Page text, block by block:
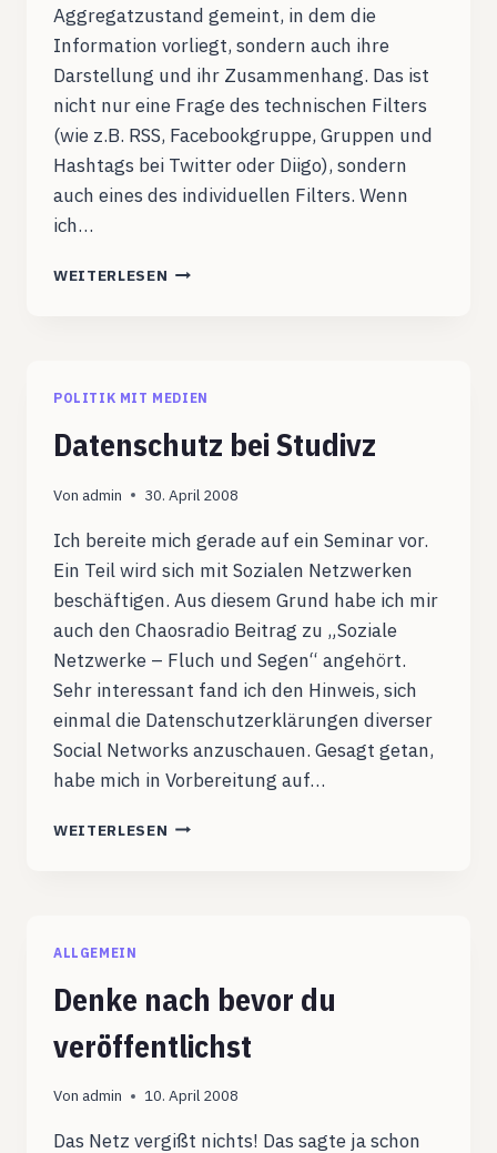
Aggregatzustand gemeint, in dem die
Information vorliegt, sondern auch ihre
Darstellung und ihr Zusammenhang. Das ist
nicht nur eine Frage des technischen Filters
(wie z.B. RSS, Facebookgruppe, Gruppen und
Hashtags bei Twitter oder Diigo), sondern
auch eines des individuellen Filters. Wenn
ich…
WEITERLESEN INFORMATIONEN
POLITIK MIT MEDIEN
Datenschutz bei Studivz
Von admin 30. April 2008
Ich bereite mich gerade auf ein Seminar vor.
Ein Teil wird sich mit Sozialen Netzwerken
beschäftigen. Aus diesem Grund habe ich mir
auch den Chaosradio Beitrag zu „Soziale
Netzwerke – Fluch und Segen“ angehört.
Sehr interessant fand ich den Hinweis, sich
einmal die Datenschutzerklärungen diverser
Social Networks anzuschauen. Gesagt getan,
habe mich in Vorbereitung auf…
WEITERLESEN DATENSCHUTZ
ALLGEMEIN
Denke nach bevor du
veröffentlichst
Von admin 10. April 2008
Das Netz vergißt nichts! Das sagte ja schon